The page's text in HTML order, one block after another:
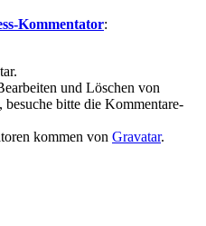
Kommentator:
und Löschen von
bitte die Kommentare-
kommen von Gravatar.